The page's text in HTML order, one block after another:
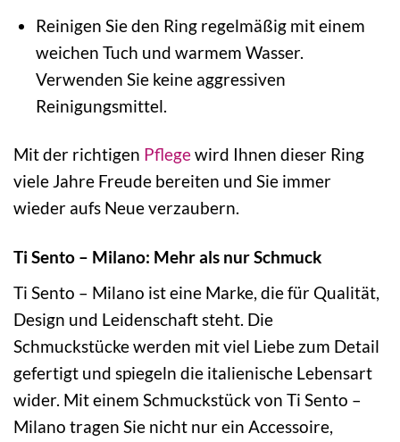
Reinigen Sie den Ring regelmäßig mit einem
weichen Tuch und warmem Wasser.
Verwenden Sie keine aggressiven
Reinigungsmittel.
Mit der richtigen Pflegewird Ihnen dieser Ring
viele Jahre Freude bereiten und Sie immer
wieder aufs Neue verzaubern.
Ti Sento – Milano: Mehr als nur Schmuck
Ti Sento – Milano ist eine Marke, die für Qualität,
Design und Leidenschaft steht. Die
Schmuckstücke werden mit viel Liebe zum Detail
gefertigt und spiegeln die italienische Lebensart
wider. Mit einem Schmuckstück von Ti Sento –
Milano tragen Sie nicht nur ein Accessoire,